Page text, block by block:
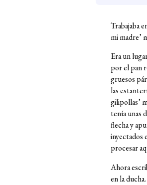
Trabajaba
mi madre’
Era un
por el pan
gruesos
las
gilipollas’
tenía unas
flecha y
inyectados
procesar
Ahora
en la ducha.